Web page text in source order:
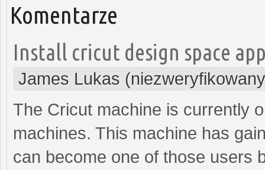
Komentarze
Install cricut design space
James Lukas
The Cricut machine is currently
machines. This machine has
can become one of those users